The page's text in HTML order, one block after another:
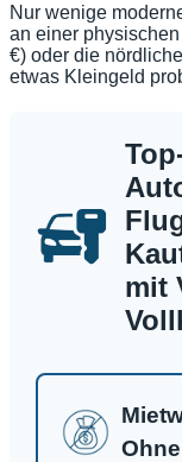
Nur wenige
an einer
€) oder die
etwas Kleingeld
mit